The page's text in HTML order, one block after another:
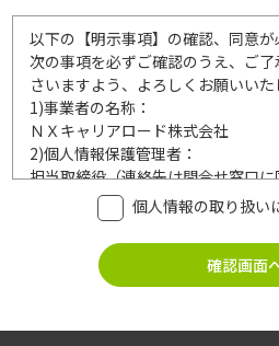
以下の【明示事項】の確認、同意が
次の事項を必ずご確認のうえ、ご
さいますよう、よろしくお願いいた
1)事業者の名称：
ＮＸキャリアロード株式会社
2)個人情報保護管理者：
担当取締役（連絡先は問合せ窓口
利用目的：
ご記入頂いた個人情報は、次の利
利用いたします。
個人情報の
個人情報の取り扱い